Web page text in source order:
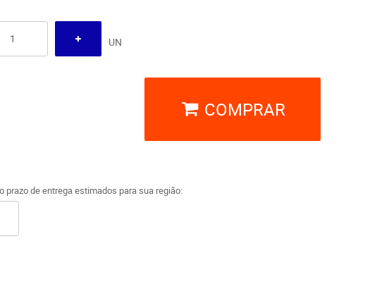
UN
COMPRAR
prazo de entrega estimados para sua região: